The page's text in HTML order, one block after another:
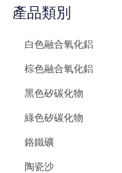
產品類別
白色融合氧化鋁
棕色融合氧化鋁
黑色矽碳化物
綠色矽碳化物
鉻鐵礦
陶瓷沙